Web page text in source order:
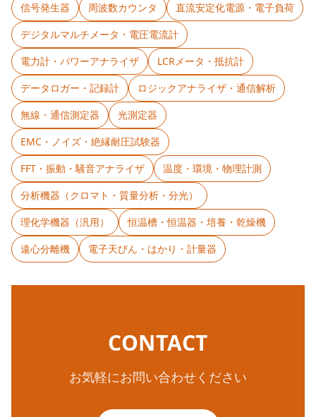
信号発生器
周波数カウンタ
直流安定化電源・電子負荷
デジタルマルチメータ・電圧電流計
電力計・パワーアナライザ
LCRメータ・抵抗計
データロガー・記録計
ロジックアナライザ・通信解析
無線・通信測定器
光測定器
EMC・ノイズ・絶縁耐圧試験器
FFT・振動・騒音アナライザ
温度・環境・物理計測
分析機器（クロマト・質量分析・分光）
理化学機器（汎用）
恒温槽・恒温器・培養・乾燥機
遠心分離機
電子天びん・はかり・計量器
CONTACT
お気軽にお問い合わせください